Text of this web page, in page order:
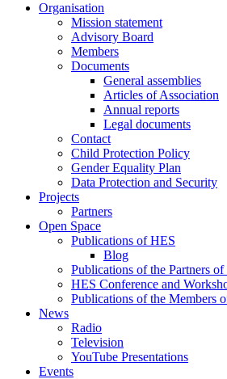
Organisation
Mission statement
Advisory Board
Members
Documents
General assemblies
Articles of Association
Annual reports
Legal documents
Contact
Child Protection Policy
Gender Equality Plan
Data Protection and Security
Projects
Partners
Open Space
Publications of HES
Blog
Publications of the Partners
HES Conference and
Publications of the Members
News
Radio
Television
YouTube Presentations
Events